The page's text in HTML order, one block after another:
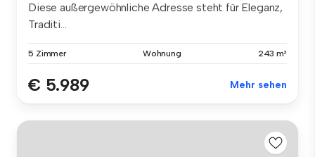
Diese außergewöhnliche Adresse steht für Eleganz,
Traditi...
5 Zimmer Wohnung 243 m²
€ 5.989 Mehr sehen